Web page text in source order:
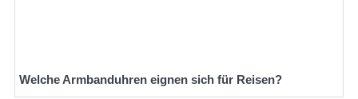
Welche Armbanduhren eignen sich für Reisen?